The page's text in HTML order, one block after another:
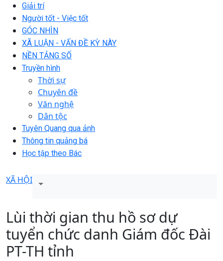
Giải trí
Người tốt - Việc tốt
GÓC NHÌN
XÃ LUẬN - VẤN ĐỀ KỲ NÀY
NỀN TẢNG SỐ
Truyền hình
Thời sự
Chuyên đề
Văn nghệ
Dân tộc
Tuyên Quang qua ảnh
Thông tin quảng bá
Học tập theo Bác
XÃ HỘI
Lùi thời gian thu hồ sơ dự
tuyển chức danh Giám đốc Đài
PT-TH tỉnh